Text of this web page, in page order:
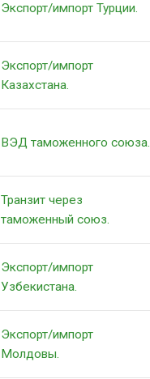
Экспорт/импорт Турции.
Экспорт/импорт
Казахстана.
ВЭД таможенного союза.
Транзит через
таможенный союз.
Экспорт/импорт
Узбекистана.
Экспорт/импорт
Молдовы.